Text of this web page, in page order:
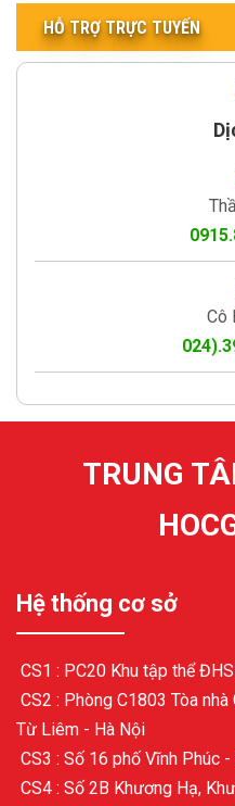
HỖ TRỢ TRỰC TUYẾN
Cô
TRUNG
Hệ thống cơ sở
CS1 : PC20 Khu tập thể
CS2 : Phòng C1803 Tòa
Từ Liêm - Hà Nội
CS3 : Số 16 phố Vĩnh Phúc
CS4 : Số 2B Khương Hạ,